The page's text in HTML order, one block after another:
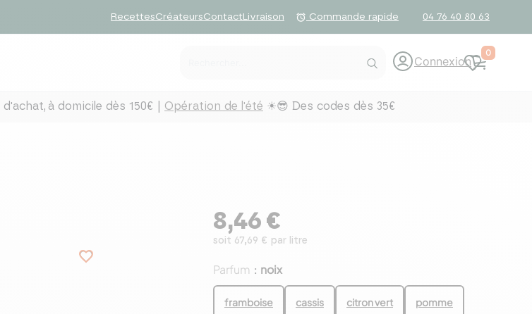
RecettesCréateursContactLivraison alarm Commande rapide 04 76 40 80 63
Connexion
0
d'achat, à domicile dès 150€ | Opération de l'été ☀😎 Des codes dès 35€
favorite_border
8,46 €
soit 67,69 € par litre
Parfum : noix
framboise cassis citron vert pomme